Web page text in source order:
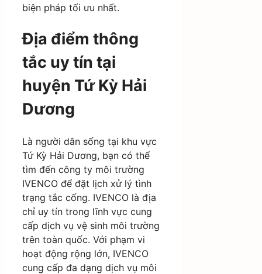
biện pháp tối ưu nhất.
Địa điểm thông
tắc uy tín tại
huyện Tứ Kỳ Hải
Dương
Là người dân sống tại khu vực
Tứ Kỳ Hải Dương, bạn có thể
tìm đến công ty môi trường
IVENCO để đặt lịch xử lý tình
trạng tắc cống. IVENCO là địa
chỉ uy tín trong lĩnh vực cung
cấp dịch vụ vệ sinh môi trường
trên toàn quốc. Với phạm vi
hoạt động rộng lớn, IVENCO
cung cấp đa dạng dịch vụ môi